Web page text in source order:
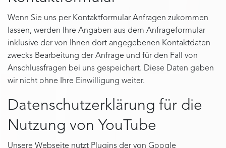
Wenn Sie uns per Kontaktformular Anfragen zukommen
lassen, werden Ihre Angaben aus dem Anfrageformular
inklusive der von Ihnen dort angegebenen Kontaktdaten
zwecks Bearbeitung der Anfrage und für den Fall von
Anschlussfragen bei uns gespeichert. Diese Daten geben
wir nicht ohne Ihre Einwilligung weiter.
Datenschutzerklärung für die
Nutzung von YouTube
Unsere Webseite nutzt Plugins der von Google